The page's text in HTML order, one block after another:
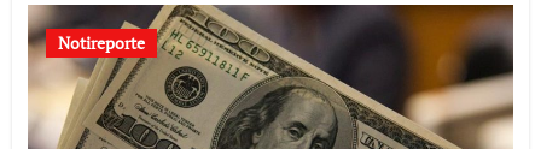
Notireporte